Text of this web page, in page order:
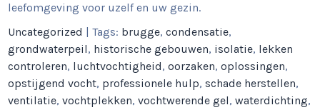
leefomgeving voor uzelf en uw gezin.
Uncategorized
| Tags: brugge,condensatie,
grondwaterpeil, historische gebouwen, isolatie, lekken
controleren, luchtvochtigheid,oorzaken,oplossingen,
opstijgend vocht, professionele hulp,schade herstellen,
ventilatie,vochtplekken,vochtwerende gel,waterdichting,